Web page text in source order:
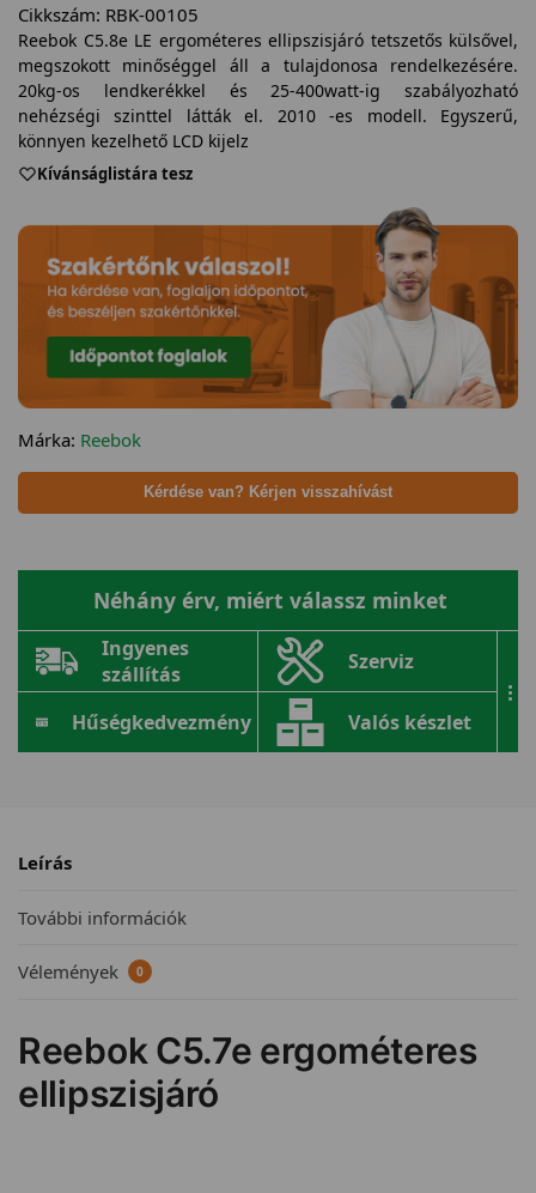
Cikkszám: RBK-00105
Reebok C5.8e LE ergométeres ellipszisjáró tetszetős külsővel,
megszokott minőséggel áll a tulajdonosa rendelkezésére.
20kg-os lendkerékkel és 25-400watt-ig szabályozható
nehézségi szinttel látták el. 2010 -es modell. Egyszerű,
könnyen kezelhető LCD kijelz
Kívánságlistára tesz
Márka: Reebok
Kérdése van? Kérjen visszahívást
Néhány érv, miért válassz minket
Ingyenes
szállítás
Szerviz
Hűségkedvezmény Valós készlet
...
Leírás
További információk
Vélemények 0
Reebok C5.7e ergométeres
ellipszisjáró